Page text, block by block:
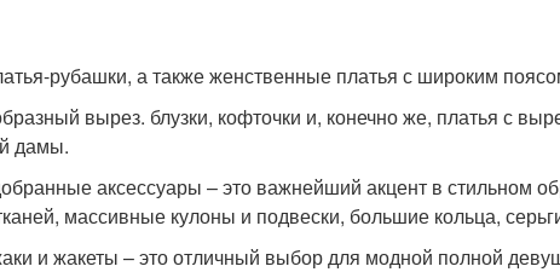
рубашки, а также женственные платья с широким
вырез. блузки, кофточки и, конечно же, платья с
дамы.
аксессуары – это важнейший акцент в стильном
массивные кулоны и подвески, большие кольца,
и жакеты – это отличный выбор для модной полной